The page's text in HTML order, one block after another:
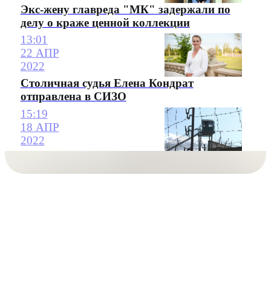
Экс-жену главреда "МК" задержали по
делу о краже ценной коллекции
13:01
22 АПР
2022
Столичная судья Елена Кондрат
отправлена в СИЗО
15:19
18 АПР
2022